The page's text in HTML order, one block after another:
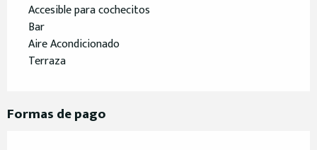
Accesible para cochecitos
Bar
Aire Acondicionado
Terraza
Formas de pago